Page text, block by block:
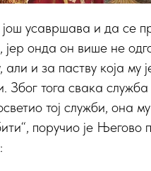
усавршава и да се
јер онда он више не
али и за паству која му
Због тога свака
тој служби, она
поручио је Његово